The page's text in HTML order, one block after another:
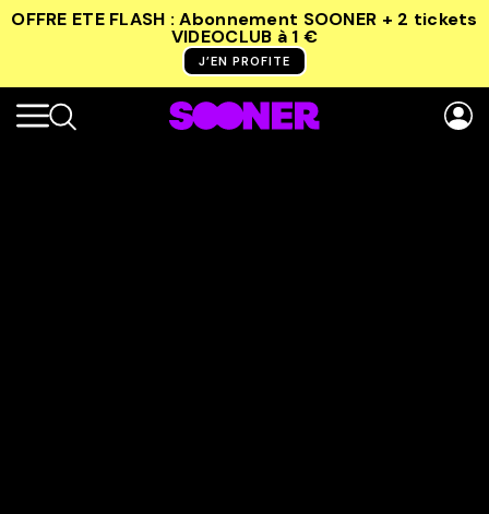
OFFRE ETE FLASH : Abonnement SOONER + 2 tickets
VIDEOCLUB à 1 €
J’EN PROFITE